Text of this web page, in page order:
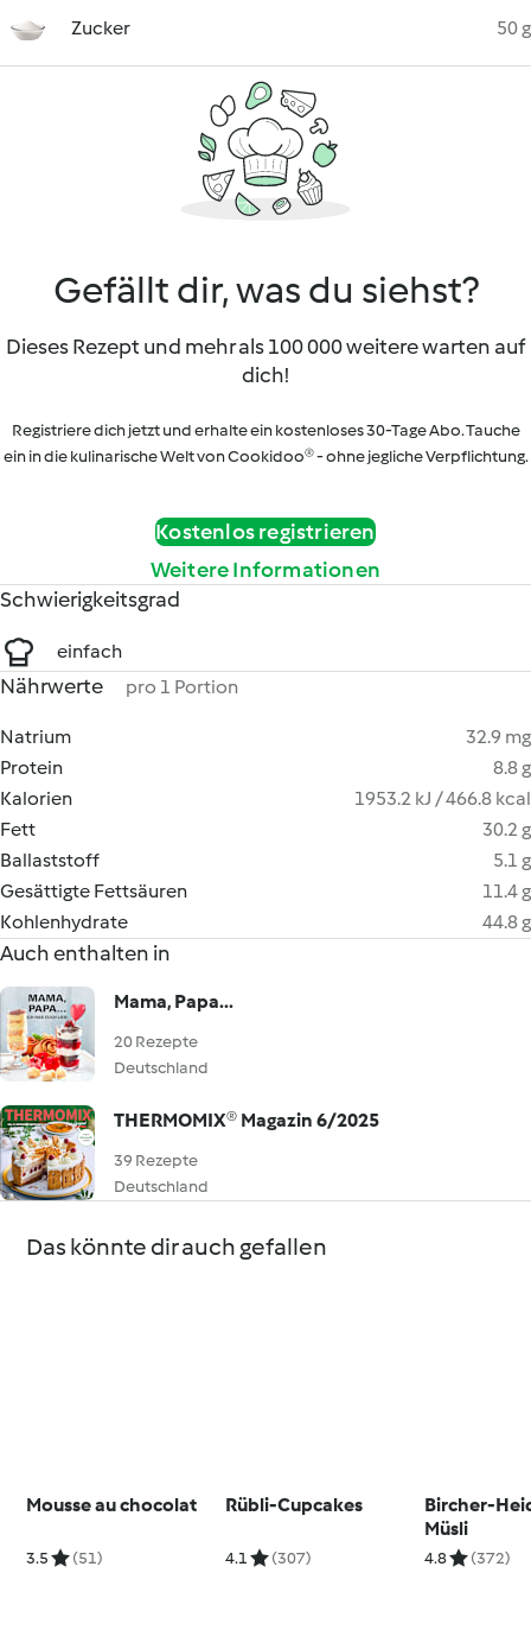
Zucker 50 g
Gefällt dir, was du siehst?
Dieses Rezept und mehr als 100 000 weitere warten auf
dich!
Registriere dich jetzt und erhalte ein kostenloses 30-Tage Abo. Tauche
ein in die kulinarische Welt von Cookidoo® - ohne jegliche Verpflichtung.
Kostenlos registrieren
Weitere Informationen
Schwierigkeitsgrad
einfach
Nährwerte pro 1 Portion
Natrium
32.9 mg
Protein
8.8 g
Kalorien
1953.2 kJ / 466.8 kcal
Fett
30.2 g
Ballaststoff
5.1 g
Gesättigte Fettsäuren
11.4 g
Kohlenhydrate
44.8 g
Auch enthalten in
Mama, Papa...
20 Rezepte
Deutschland
THERMOMIX® Magazin 6/2025
39 Rezepte
Deutschland
Das könnte dir auch gefallen
Mousse au chocolat
3.5 (51)
Rübli-Cupcakes
4.1 (307)
Bircher-
Müsli
4.8 (372)